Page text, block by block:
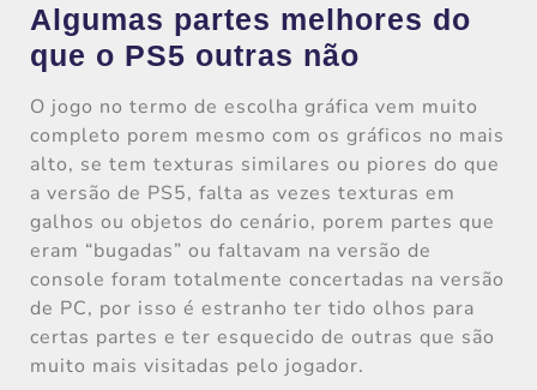
Algumas partes melhores do
que o PS5 outras não
O jogo no termo de escolha gráfica vem muito
completo porem mesmo com os gráficos no mais
alto, se tem texturas similares ou piores do que
a versão de PS5, falta as vezes texturas em
galhos ou objetos do cenário, porem partes que
eram “bugadas” ou faltavam na versão de
console foram totalmente concertadas na versão
de PC, por isso é estranho ter tido olhos para
certas partes e ter esquecido de outras que são
muito mais visitadas pelo jogador.